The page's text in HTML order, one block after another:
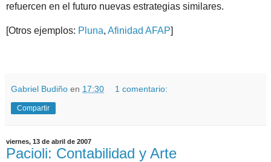
refuercen en el futuro nuevas estrategias similares.
[Otros ejemplos: Pluna, Afinidad AFAP]
Gabriel Budiño en 17:30 1 comentario:
Compartir
viernes, 13 de abril de 2007
Pacioli: Contabilidad y Arte